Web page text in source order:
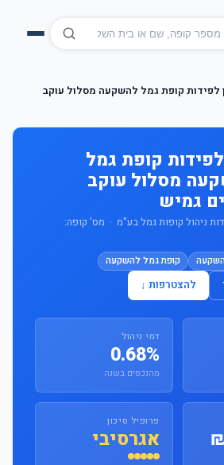
לפידות קופת גמל להשקעה מסלול עוקב
לפידות קופת גמל
מסלול עוקב
גמיש
ניהול קופות גמל בע"מ · מס' קופה:
קופת גמל להשקעה
להצטרפות ↓
דמי ניהול
0.68%
מהנכסים בשנה
פרופיל סיכון
אגרסיבי